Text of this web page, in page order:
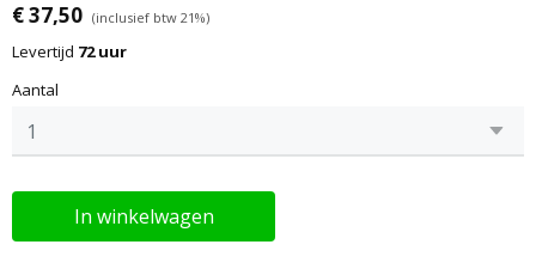
€ 37,50 (inclusief btw 21%)
Levertijd 72 uur
Aantal
In winkelwagen